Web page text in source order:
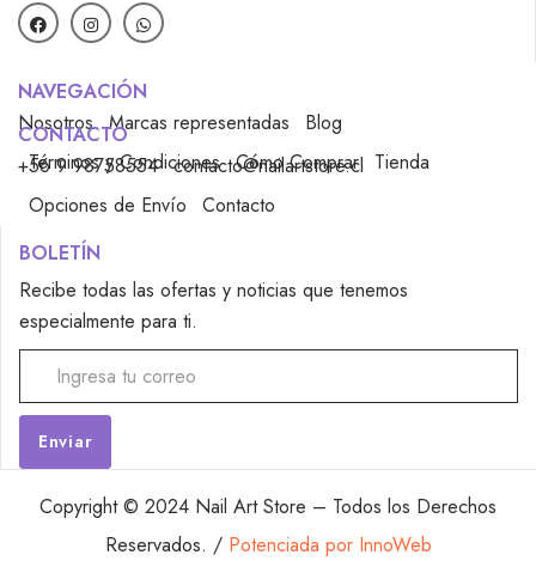
NAVEGACIÓN
Nosotros Marcas representadas
Blog
Términos y Condiciones Cómo Comprar Tienda
CONTACTO
+56 9 98758554 contacto@nailartstore.cl
Opciones de Envío
Contacto
BOLETÍN
Recibe todas las ofertas y noticias que tenemos
especialmente para ti.
Copyright © 2024 Nail Art Store – Todos los Derechos
Reservados. / Potenciada por InnoWeb